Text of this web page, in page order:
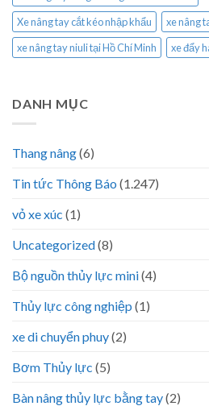
Xe nâng tay cắt kéo nhập khẩu
xe nâng
xe nâng tay niuli tại Hồ Chí Minh
xe đẩy
DANH MỤC
Thang nâng(6)
Tin tức Thông Báo (1.247)
vỏ xe xúc (1)
Uncategorized(8)
Bộ nguồn thủy lực mini(4)
Thủy lực công nghiệp (1)
xe di chuyển phuy(2)
Bơm Thủy lực (5)
Bàn nâng thủy lực bằng tay(2)